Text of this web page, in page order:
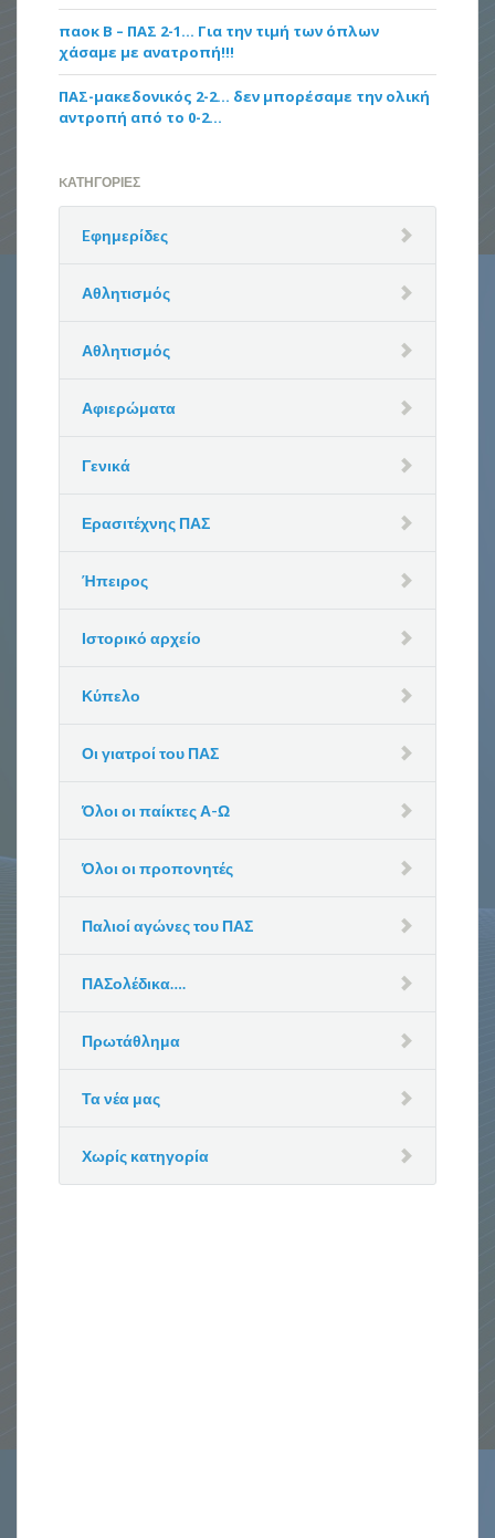
παοκ Β – ΠΑΣ 2-1… Για την τιμή των όπλων
χάσαμε με ανατροπή!!!
ΠΑΣ-μακεδονικός 2-2… δεν μπορέσαμε την ολική
αντροπή από το 0-2…
KΑΤΗΓΟΡΊΕΣ
Eφημερίδες
Αθλητισμός
Αθλητισμός
Αφιερώματα
Γενικά
Ερασιτέχνης ΠΑΣ
Ήπειρος
Ιστορικό αρχείο
Κύπελο
Οι γιατροί του ΠΑΣ
Όλοι οι παίκτες Α-Ω
Όλοι οι προπονητές
Παλιοί αγώνες του ΠΑΣ
ΠΑΣολέδικα….
Πρωτάθλημα
Τα νέα μας
Χωρίς κατηγορία